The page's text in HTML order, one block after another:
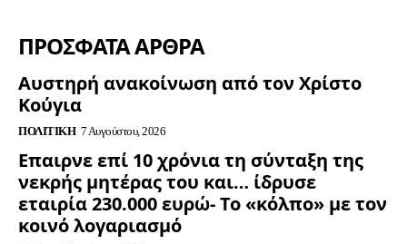
ΠΡΟΣΦΑΤΑ ΑΡΘΡΑ
Αυστηρή ανακοίνωση από τον Χρίστο
Κούγια
ΠΟΛΙΤΙΚΉ 7 Αυγούστου, 2026
Επαιρνε επί 10 χρόνια τη σύνταξη της
νεκρής μητέρας του και… ίδρυσε
εταιρία 230.000 ευρώ- Το «κόλπο» με τον
κοινό λογαριασμό